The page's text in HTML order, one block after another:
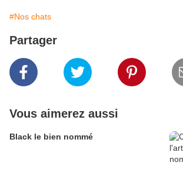
#Nos chats
Partager
Vous aimerez aussi
Black le bien nommé